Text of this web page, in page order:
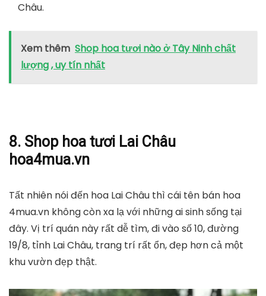
Châu.
Xem thêm Shop hoa tươi nào ở Tây Ninh chất
lượng , uy tín nhất
8. Shop hoa tươi Lai Châu
hoa4mua.vn
Tất nhiên nói đến hoa Lai Châu thì cái tên bán hoa
4mua.vn không còn xa lạ với những ai sinh sống tại
đây. Vị trí quán này rất dễ tìm, đi vào số 10, đường
19/8, tỉnh Lai Châu, trang trí rất ổn, đẹp hơn cả một
khu vườn đẹp thật.